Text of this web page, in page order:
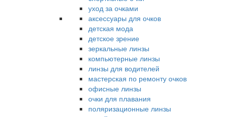
уход за очками
аксессуары для очков
детская мода
детское зрение
зеркальные линзы
компьютерные линзы
линзы для водителей
мастерская по ремонту очков
офисные линзы
очки для плавания
поляризационные линзы